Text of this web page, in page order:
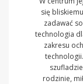
się
zadawać
technologia
zakresu
rodzinie,